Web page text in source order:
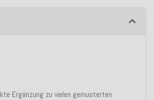
Ergänzung zu vielen gemusterten